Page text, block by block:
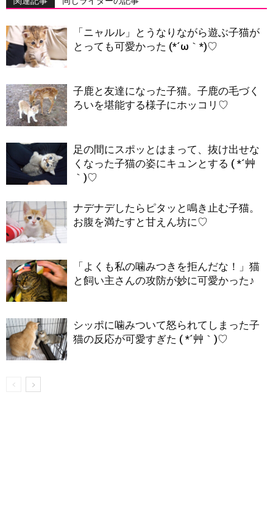
「ニャルル」とうなりながら遊ぶ子猫が
とっても可愛かった (*´ω｀*)♡
子鹿と友達になった子猫。子鹿の毛づく
ろいを堪能する様子にホッコリ♡
足の間にスポッとはまって、抜け出せな
くなった子猫の姿にキュンとする ( *´艸
｀)♡
ナデナデしたらピタッと鳴き止む子猫。
お腹を満たすと甘えん坊に♡
「よくも私の噛みつきを拒んだな！」猫
と飼い主さんの攻防が妙に可愛かった♪
シッポに噛みついて怒られてしまった子
猫の反応が可愛すぎた ( *´艸｀)♡